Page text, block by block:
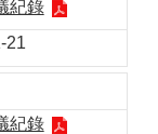
紀錄
21
紀錄